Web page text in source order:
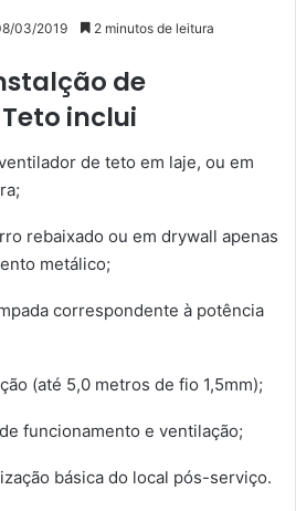
03/2019 2 minutos de leitura
de
inclui
de teto em laje, ou em
rebaixado ou em drywall apenas
metálico;
correspondente à potência
(até 5,0 metros de fio 1,5mm);
funcionamento e ventilação;
básica do local pós-serviço.